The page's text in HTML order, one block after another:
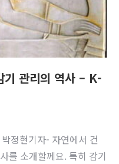
기 관리의 역사 – K-
정현기자- 자연에서 건
를 소개할께요. 특히 감기